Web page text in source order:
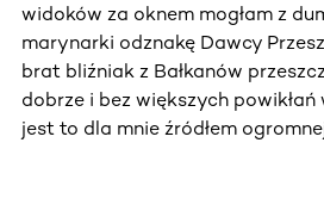
widoków za oknem mogłam z
marynarki odznakę Dawcy
brat bliźniak z Bałkanów
dobrze i bez większych
jest to dla mnie źródłem